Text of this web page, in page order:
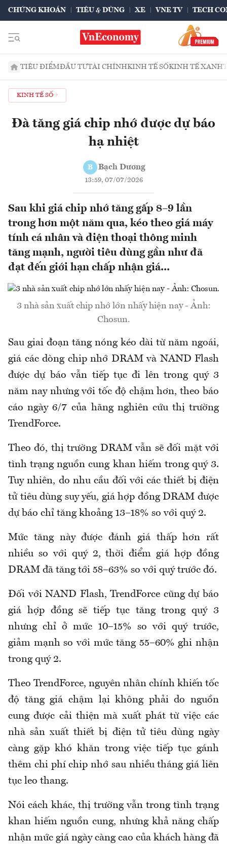
CHỨNG KHOÁN TIÊU & DÙNG XE VNE TV TECH
TIÊU ĐIỂMĐẦU TƯTÀI CHÍNHKINH TẾ SỐKINH TẾ XANH
KINH TẾ SỐ
Đà tăng giá chip nhớ được dự báo
hạ nhiệt
B Bạch Dương
13:59, 07/07/2026
Sau khi giá chip nhớ tăng gấp 8–9 lần
trong hơn một năm qua, kéo theo giá máy
tính cá nhân và điện thoại thông minh
tăng mạnh, người tiêu dùng gần như đã
đạt đến giới hạn chấp nhận giá...
3 nhà sản xuất chip nhớ lớn nhấy hiện nay - Ảnh:
Chosun.
Sau giai đoạn tăng nóng kéo dài từ năm ngoái,
giá các dòng chip nhớ DRAM và NAND Flash
được dự báo vẫn tiếp tục đi lên trong quý 3
năm nay nhưng với tốc độ chậm hơn, theo báo
cáo ngày 6/7 của hãng nghiên cứu thị trường
TrendForce.
Theo đó, thị trường DRAM vẫn sẽ đối mặt với
tình trạng nguồn cung khan hiếm trong quý 3.
Tuy nhiên, do nhu cầu đối với các thiết bị điện
tử tiêu dùng suy yếu, giá hợp đồng DRAM được
dự báo chỉ tăng khoảng 13–18% so với quý 2.
Mức tăng này được đánh giá thấp hơn rất
nhiều so với quý 2, thời điểm giá hợp đồng
DRAM đã tăng tới 58–63% so với quý trước đó.
Đối với NAND Flash, TrendForce cũng dự báo
giá hợp đồng sẽ tiếp tục tăng trong quý 3
nhưng chỉ ở mức 10–15% so với quý trước,
giảm mạnh so với mức tăng 55–60% ghi nhận
trong quý 2.
Theo TrendForce, nguyên nhân chính khiến tốc
độ tăng giá chậm lại không phải do nguồn
cung được cải thiện mà xuất phát từ việc các
nhà sản xuất thiết bị điện tử tiêu dùng ngày
càng gặp khó khăn trong việc tiếp tục gánh
thêm chi phí chip nhớ sau nhiều tháng giá liên
tục leo thang.
Nói cách khác, thị trường vẫn trong tình trạng
khan hiếm nguồn cung, nhưng khả năng chấp
nhận mức giá ngày càng cao của khách hàng đã